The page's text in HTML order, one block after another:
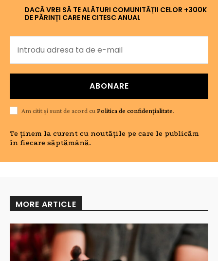
DACĂ VREI SĂ TE ALĂTURI COMUNITĂȚII CELOR +300K
DE PĂRINȚI CARE NE CITESC ANUAL
ABONARE
Am citit și sunt de acord cu Politica de confidențialitate.
Te ținem la curent cu noutățile pe care le publicăm
în fiecare săptămână.
MORE ARTICLE